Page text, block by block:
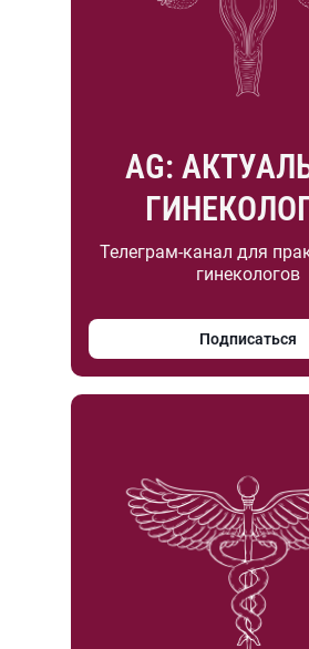
AG:
Телеграм-канал для
гинекологов
Подписаться